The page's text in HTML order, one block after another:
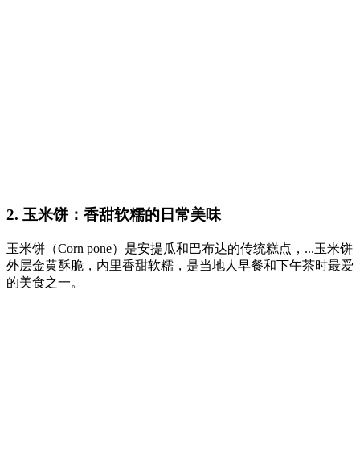
2. 玉米饼：香甜软糯的日常美味
玉米饼（Corn pone）是安提瓜和巴布达的传统糕点，...玉米饼
外层金黄酥脆，内里香甜软糯，是当地人早餐和下午茶时最爱
的美食之一。